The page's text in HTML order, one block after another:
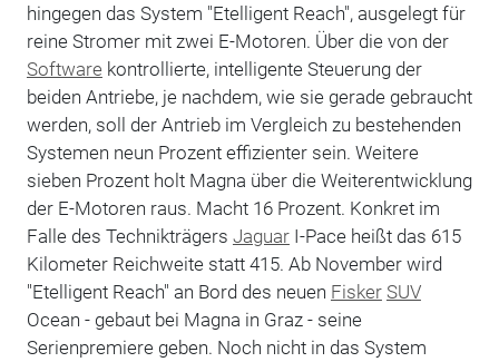
hingegen das System "Etelligent Reach", ausgelegt für
reine Stromer mit zwei E-Motoren. Über die von der
Software kontrollierte, intelligente Steuerung der
beiden Antriebe, je nachdem, wie sie gerade gebraucht
werden, soll der Antrieb im Vergleich zu bestehenden
Systemen neun Prozent effizienter sein. Weitere
sieben Prozent holt Magna über die Weiterentwicklung
der E-Motoren raus. Macht 16 Prozent. Konkret im
Falle des Technikträgers JaguarI-Pace heißt das 615
Kilometer Reichweite statt 415. Ab November wird
"Etelligent Reach" an Bord des neuen Fisker SUV
Ocean - gebaut bei Magna in Graz - seine
Serienpremiere geben. Noch nicht in das System